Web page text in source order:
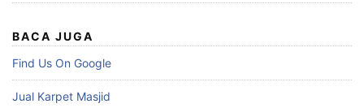
BACA JUGA
Find Us On Google
Jual Karpet Masjid